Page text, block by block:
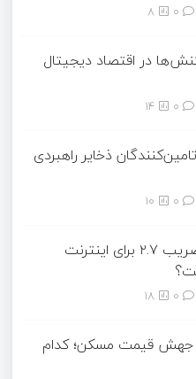
8
در اقتصاد دیجیتال
14
ذخایر راهبردی
10
ماجرای اعمال ضریب ۲.۷ برای اینترنت
18
جهش قیمت مسکن؛ کدام